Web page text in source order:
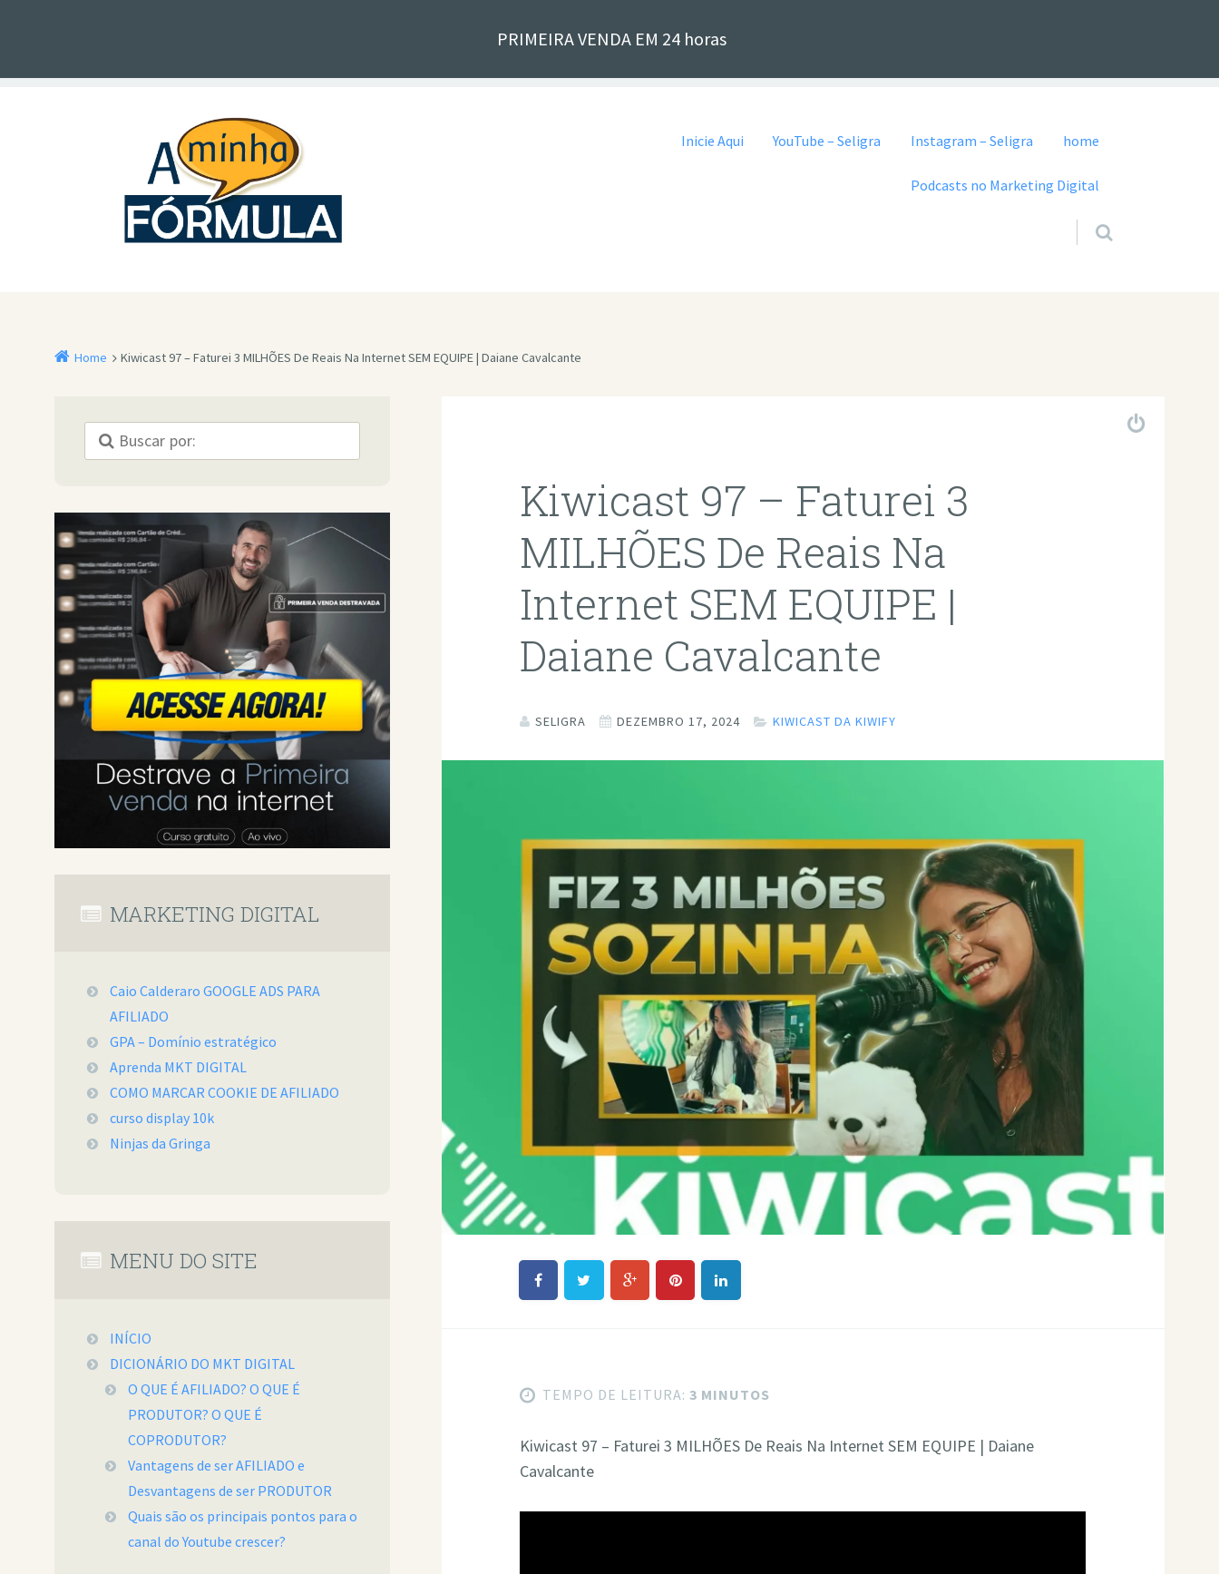
PRIMEIRA VENDA EM 24 horas
Inicie Aqui YouTube – Seligra Instagram – Seligra home
Podcasts no Marketing Digital
Home Kiwicast 97 – Faturei 3 MILHÕES De Reais Na Internet SEM EQUIPE | Daiane Cavalcante
Kiwicast 97 – Faturei 3
MILHÕES De Reais Na
Internet SEM EQUIPE |
Daiane Cavalcante
SELIGRA DEZEMBRO 17, 2024 KIWICAST DA KIWIFY
TEMPO DE LEITURA: 3 MINUTOS
Kiwicast 97 – Faturei 3 MILHÕES De Reais Na Internet SEM EQUIPE | Daiane
Cavalcante
MARKETING DIGITAL
Caio Calderaro GOOGLE ADS PARA
AFILIADO
GPA – Domínio estratégico
Aprenda MKT DIGITAL
COMO MARCAR COOKIE DE AFILIADO
curso display 10k
Ninjas da Gringa
MENU DO SITE
INÍCIO
DICIONÁRIO DO MKT DIGITAL
O QUE É AFILIADO? O QUE É
PRODUTOR? O QUE É
COPRODUTOR?
Vantagens de ser AFILIADO e
Desvantagens de ser PRODUTOR
Quais são os principais pontos para o
canal do Youtube crescer?